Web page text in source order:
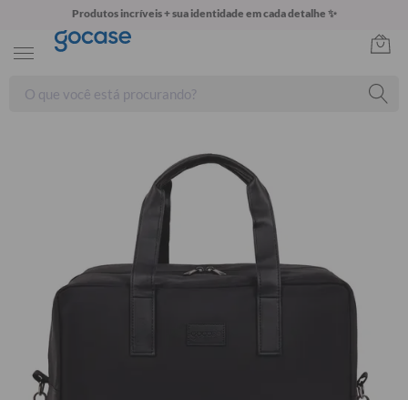
Produtos incríveis + sua identidade em cada detalhe ✨